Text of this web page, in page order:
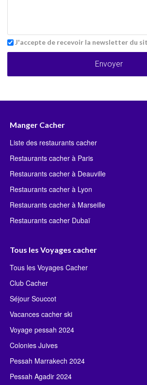
J'accepte de recevoir la newsletter du
Envoyer
Manger Cacher
Liste des restaurants cacher
Restaurants cacher à Paris
Restaurants cacher à Deauville
Restaurants cacher à Lyon
Restaurants cacher à Marseille
Restaurants cacher Dubaï
Tous les Voyages cacher
Tous les Voyages Cacher
Club Cacher
Séjour Souccot
Vacances cacher ski
Voyage pessah 2024
Colonies Juives
Pessah Marrakech 2024
Pessah Agadir 2024